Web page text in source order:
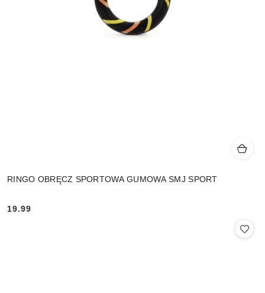
RINGO OBRĘCZ SPORTOWA GUMOWA SMJ SPORT
19.99